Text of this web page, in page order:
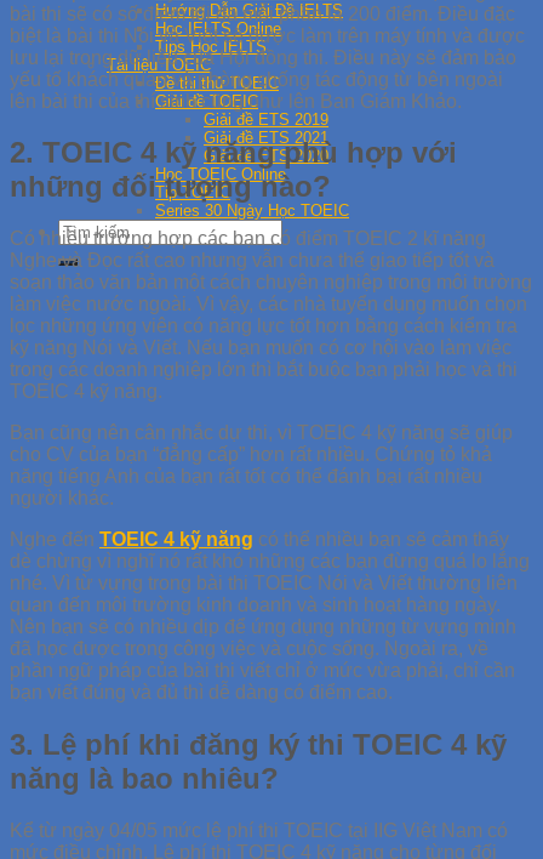
Hướng Dẫn Giải Đề IELTS
Học IELTS Online
Tips Học IELTS
Tài liệu TOEIC
Đề thi thử TOEIC
Giải đề TOEIC
Giải đề ETS 2019
Giải đề ETS 2021
Giải đề ETS 2020
Học TOEIC Online
Tip TOEIC
Series 30 Ngày Học TOEIC
bài thi sẽ có số điểm tối đa mỗi phần là 200 điểm. Điều đặc
biệt là bài thi Nói và Viết sẽ được làm trên máy tính và được
lưu lại trong dữ liệu của Hội đồng thi. Điều này sẽ đảm bảo
yếu tố khách quan và phòng chống tác động từ bên ngoài
lên bài thi của thí sinh cũng như lên Ban Giám Khảo.
2. TOEIC 4 kỹ năng phù hợp với
những đối tượng nào?
Có nhiều trường hợp các bạn có điểm TOEIC 2 kĩ năng
Nghe và Đọc rất cao nhưng vẫn chưa thể giao tiếp tốt và
soạn thảo văn bản một cách chuyên nghiệp trong môi trường
làm việc nước ngoài. Vì vậy, các nhà tuyển dụng muốn chọn
lọc những ứng viên có năng lực tốt hơn bằng cách kiểm tra
kỹ năng Nói và Viết. Nếu bạn muốn có cơ hội vào làm việc
trong các doanh nghiệp lớn thì bắt buộc bạn phải học và thi
TOEIC 4 kỹ năng.
Bạn cũng nên cân nhắc dự thi, vì TOEIC 4 kỹ năng sẽ giúp
cho CV của bạn “đẳng cấp” hơn rất nhiều. Chứng tỏ khả
năng tiếng Anh của bạn rất tốt có thể đánh bại rất nhiều
người khác.
Nghe đến TOEIC 4 kỹ năng có thể nhiều bạn sẽ cảm thấy
dè chừng vì nghĩ nó rất khó những các bạn đừng quá lo lắng
nhé. Vì từ vựng trong bài thi TOEIC Nói và Viết thường liên
quan đến môi trường kinh doanh và sinh hoạt hàng ngày.
Nên bạn sẽ có nhiều dịp để ứng dụng những từ vựng mình
đã học được trong công việc và cuộc sống. Ngoài ra, về
phần ngữ pháp của bài thi viết chỉ ở mức vừa phải, chỉ cần
bạn viết đúng và đủ thì dễ dàng có điểm cao.
3. Lệ phí khi đăng ký thi TOEIC 4 kỹ
năng là bao nhiêu?
Kể từ ngày 04/05 mức lệ phí thi TOEIC tại IIG Việt Nam có
mức điều chỉnh. Lệ phí thi TOEIC 4 kỹ năng cho từng đối